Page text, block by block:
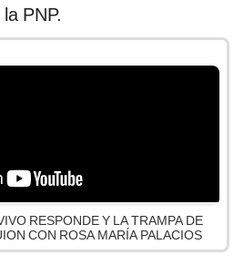
PNP.
RESPONDE Y LA TRAMPA DE
CON ROSA MARÍA PALACIOS